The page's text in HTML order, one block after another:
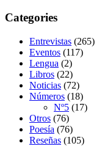
Categories
Entrevistas (265)
Eventos (117)
Lengua (2)
Libros (22)
Noticias (72)
Números (18)
Nº5 (17)
Otros (76)
Poesía (76)
Reseñas (105)